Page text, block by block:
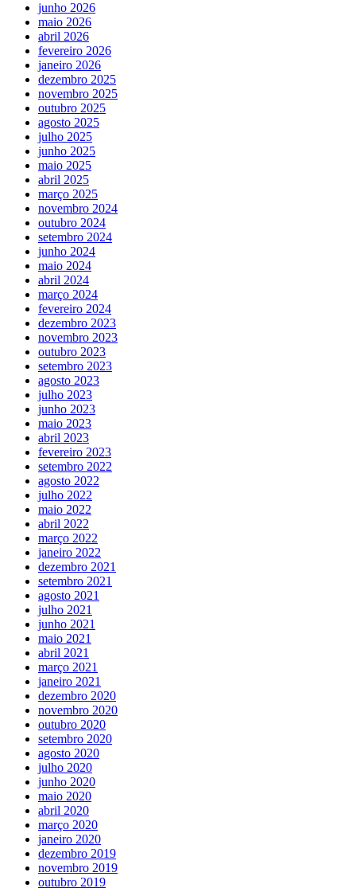
junho 2026
maio 2026
abril 2026
fevereiro 2026
janeiro 2026
dezembro 2025
novembro 2025
outubro 2025
agosto 2025
julho 2025
junho 2025
maio 2025
abril 2025
março 2025
novembro 2024
outubro 2024
setembro 2024
junho 2024
maio 2024
abril 2024
março 2024
fevereiro 2024
dezembro 2023
novembro 2023
outubro 2023
setembro 2023
agosto 2023
julho 2023
junho 2023
maio 2023
abril 2023
fevereiro 2023
setembro 2022
agosto 2022
julho 2022
maio 2022
abril 2022
março 2022
janeiro 2022
dezembro 2021
setembro 2021
agosto 2021
julho 2021
junho 2021
maio 2021
abril 2021
março 2021
janeiro 2021
dezembro 2020
novembro 2020
outubro 2020
setembro 2020
agosto 2020
julho 2020
junho 2020
maio 2020
abril 2020
março 2020
janeiro 2020
dezembro 2019
novembro 2019
outubro 2019